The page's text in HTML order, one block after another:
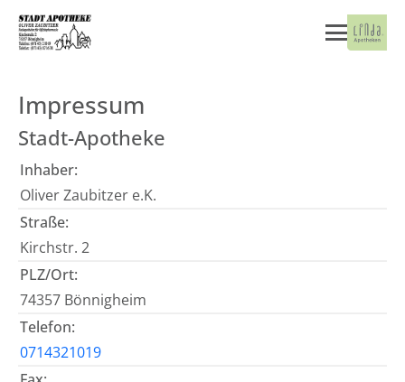
Impressum
Stadt-Apotheke
Inhaber:
Oliver Zaubitzer e.K.
Straße:
Kirchstr. 2
PLZ/Ort:
74357 Bönnigheim
Telefon:
0714321019